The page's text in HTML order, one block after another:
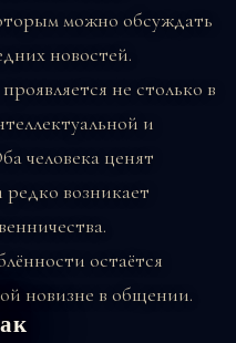
можно обсуждать
новостей.
не столько в
и
человека ценят
возникает
остаётся
новизне в общении.